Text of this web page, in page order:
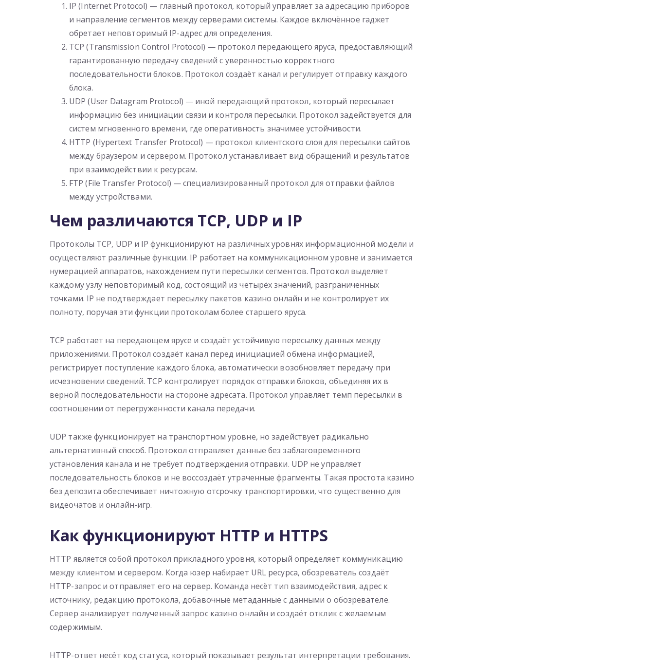
IP (Internet Protocol) — главный протокол, который управляет за адресацию приборов
и направление сегментов между серверами системы. Каждое включённое гаджет
обретает неповторимый IP-адрес для определения.
TCP (Transmission Control Protocol) — протокол передающего яруса, предоставляющий
гарантированную передачу сведений с уверенностью корректного
последовательности блоков. Протокол создаёт канал и регулирует отправку каждого
блока.
UDP (User Datagram Protocol) — иной передающий протокол, который пересылает
информацию без инициации связи и контроля пересылки. Протокол задействуется для
систем мгновенного времени, где оперативность значимее устойчивости.
HTTP (Hypertext Transfer Protocol) — протокол клиентского слоя для пересылки сайтов
между браузером и сервером. Протокол устанавливает вид обращений и результатов
при взаимодействии к ресурсам.
FTP (File Transfer Protocol) — специализированный протокол для отправки файлов
между устройствами.
Чем различаются TCP, UDP и IP
Протоколы TCP, UDP и IP функционируют на различных уровнях информационной модели и
осуществляют различные функции. IP работает на коммуникационном уровне и занимается
нумерацией аппаратов, нахождением пути пересылки сегментов. Протокол выделяет
каждому узлу неповторимый код, состоящий из четырёх значений, разграниченных
точками. IP не подтверждает пересылку пакетов казино онлайн и не контролирует их
полноту, поручая эти функции протоколам более старшего яруса.
TCP работает на передающем ярусе и создаёт устойчивую пересылку данных между
приложениями. Протокол создаёт канал перед инициацией обмена информацией,
регистрирует поступление каждого блока, автоматически возобновляет передачу при
исчезновении сведений. TCP контролирует порядок отправки блоков, объединяя их в
верной последовательности на стороне адресата. Протокол управляет темп пересылки в
соотношении от перегруженности канала передачи.
UDP также функционирует на транспортном уровне, но задействует радикально
альтернативный способ. Протокол отправляет данные без заблаговременного
установления канала и не требует подтверждения отправки. UDP не управляет
последовательность блоков и не воссоздаёт утраченные фрагменты. Такая простота казино
без депозита обеспечивает ничтожную отсрочку транспортировки, что существенно для
видеочатов и онлайн-игр.
Как функционируют HTTP и HTTPS
HTTP является собой протокол прикладного уровня, который определяет коммуникацию
между клиентом и сервером. Когда юзер набирает URL ресурса, обозреватель создаёт
HTTP-запрос и отправляет его на сервер. Команда несёт тип взаимодействия, адрес к
источнику, редакцию протокола, добавочные метаданные с данными о обозревателе.
Сервер анализирует полученный запрос казино онлайн и создаёт отклик с желаемым
содержимым.
HTTP-ответ несёт код статуса, который показывает результат интерпретации требования.